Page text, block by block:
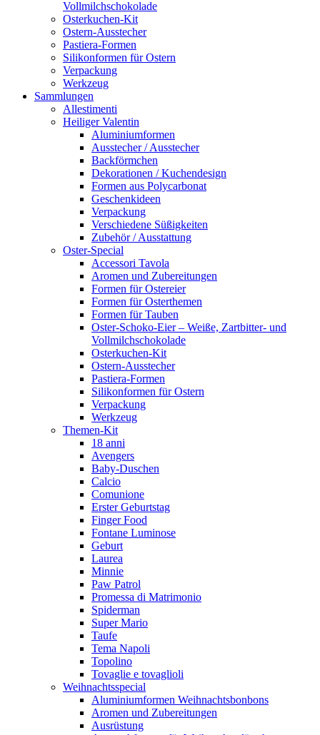
Vollmilchschokolade
Osterkuchen-Kit
Ostern-Ausstecher
Pastiera-Formen
Silikonformen für Ostern
Verpackung
Werkzeug
Sammlungen
Allestimenti
Heiliger Valentin
Aluminiumformen
Ausstecher / Ausstecher
Backförmchen
Dekorationen / Kuchendesign
Formen aus Polycarbonat
Geschenkideen
Verpackung
Verschiedene Süßigkeiten
Zubehör / Ausstattung
Oster-Special
Accessori Tavola
Aromen und Zubereitungen
Formen für Ostereier
Formen für Osterthemen
Formen für Tauben
Oster-Schoko-Eier – Weiße, Zartbitter- und
Vollmilchschokolade
Osterkuchen-Kit
Ostern-Ausstecher
Pastiera-Formen
Silikonformen für Ostern
Verpackung
Werkzeug
Themen-Kit
18 anni
Avengers
Baby-Duschen
Calcio
Comunione
Erster Geburtstag
Finger Food
Fontane Luminose
Geburt
Laurea
Minnie
Paw Patrol
Promessa di Matrimonio
Spiderman
Super Mario
Taufe
Tema Napoli
Topolino
Tovaglie e tovaglioli
Weihnachtsspecial
Aluminiumformen Weihnachtsbonbons
Aromen und Zubereitungen
Ausrüstung